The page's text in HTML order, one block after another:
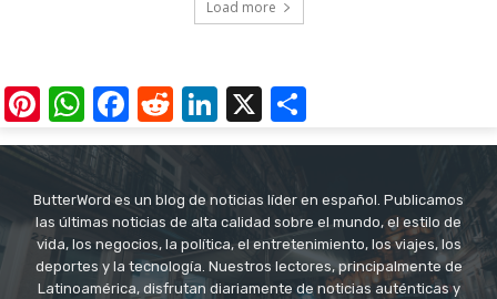
Load more
Pinterest
WhatsApp
Facebook
RedditLinkedIn
X
ButterWord es un blog de noticias líder en español. Publicamos
las últimas noticias de alta calidad sobre el mundo, el estilo de
vida, los negocios, la política, el entretenimiento, los viajes, los
deportes y la tecnología. Nuestros lectores, principalmente de
Latinoamérica, disfrutan diariamente de noticias auténticas y